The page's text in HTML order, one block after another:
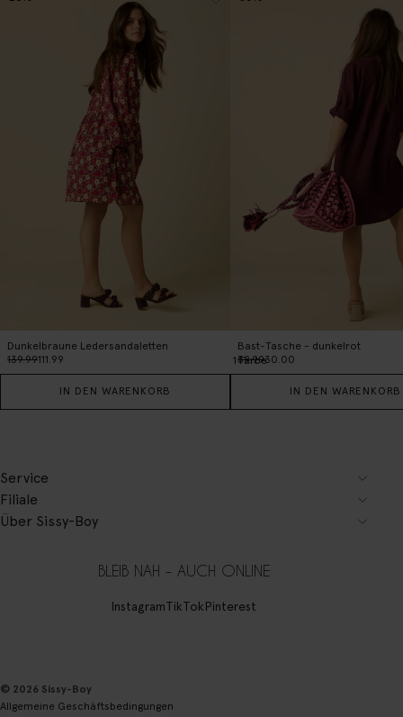
Dunkelbraune Ledersandaletten
139.99111.99
IN DEN WARENKORB
Bast-Tasche - dunkelrot
59.9930.00
1Farbe
IN DEN WARENKORB
Service
Filiale
Über Sissy-Boy
BLEIB NAH – AUCH ONLINE
InstagramTikTokPinterest
© 2026 Sissy-Boy
Allgemeine Geschäftsbedingungen